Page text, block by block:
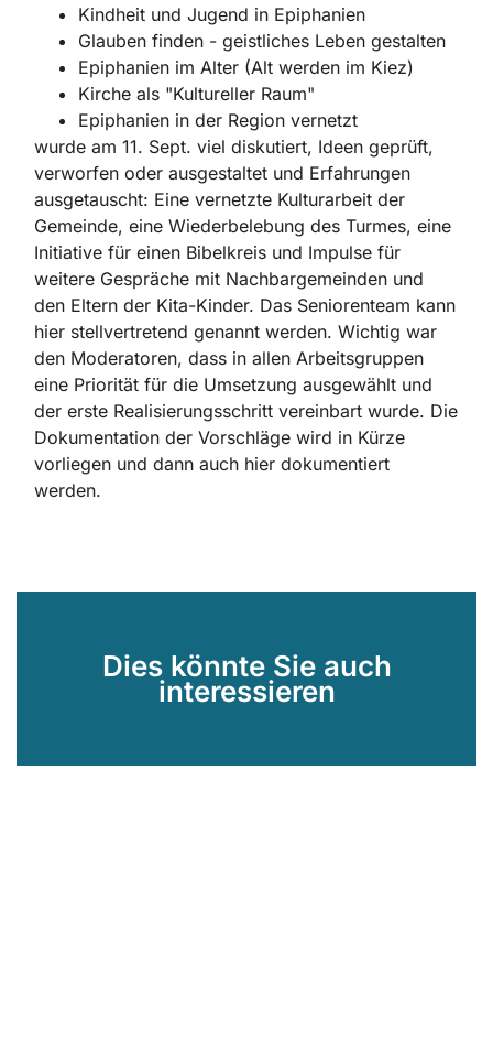
Kindheit und Jugend in Epiphanien
Glauben finden - geistliches Leben gestalten
Epiphanien im Alter (Alt werden im Kiez)
Kirche als "Kultureller Raum"
Epiphanien in der Region vernetzt
wurde am 11. Sept. viel diskutiert, Ideen geprüft,
verworfen oder ausgestaltet und Erfahrungen
ausgetauscht: Eine vernetzte Kulturarbeit der
Gemeinde, eine Wiederbelebung des Turmes, eine
Initiative für einen Bibelkreis und Impulse für
weitere Gespräche mit Nachbargemeinden und
den Eltern der Kita-Kinder. Das Seniorenteam kann
hier stellvertretend genannt werden. Wichtig war
den Moderatoren, dass in allen Arbeitsgruppen
eine Priorität für die Umsetzung ausgewählt und
der erste Realisierungsschritt vereinbart wurde. Die
Dokumentation der Vorschläge wird in Kürze
vorliegen und dann auch hier dokumentiert
werden.
Dies könnte Sie auch
interessieren